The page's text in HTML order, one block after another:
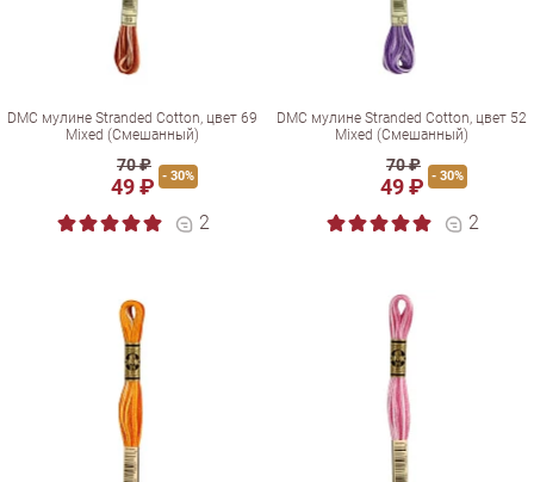
DMC мулине Stranded Cotton, цвет 69
Mixed (Смешанный)
70 ₽
49 ₽ - 30%
2
DMC мулине Stranded Cotton, цвет 52
Mixed (Смешанный)
70 ₽
49 ₽ - 30%
2